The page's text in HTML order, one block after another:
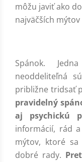
môžu javiť ako
najväčších
Spánok.
neoddeliteľná
približne tridsať
pravidelný
aj psychickú
informácií, rád
mýtov, ktoré
dobré rady.